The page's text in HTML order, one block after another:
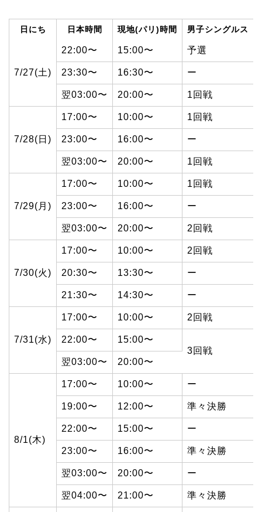
日にち 日本時間 現地(パリ)時間 男子シングルス
7/27(土)
22:00〜 15:00〜 予選
23:30〜 16:30〜 ー
翌03:00〜 20:00〜 1回戦
7/28(日)
17:00〜 10:00〜 1回戦
23:00〜 16:00〜 ー
翌03:00〜 20:00〜 1回戦
7/29(月)
17:00〜 10:00〜 1回戦
23:00〜 16:00〜 ー
翌03:00〜 20:00〜 2回戦
7/30(火)
17:00〜 10:00〜 2回戦
20:30〜 13:30〜 ー
21:30〜 14:30〜 ー
7/31(水)
17:00〜 10:00〜 2回戦
22:00〜
15:00〜
3回戦
翌03:00〜
20:00〜
8/1(木)
17:00〜 10:00〜 ー
19:00〜 12:00〜 準々決勝
22:00〜 15:00〜 ー
23:00〜 16:00〜 準々決勝
翌03:00〜 20:00〜 ー
翌04:00〜 21:00〜 準々決勝